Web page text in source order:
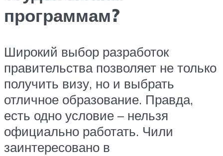
программам?
Широкий выбор разработок
правительства позволяет не только
получить визу, но и выбрать
отличное образование. Правда,
есть одно условие – нельзя
официально работать. Чили
заинтересовано в